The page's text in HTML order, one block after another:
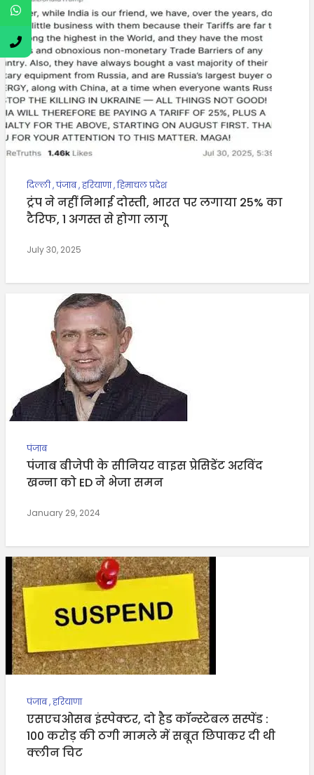
दिल्ली,पंजाब,हरियाणा,हिमाचल प्रदेश
ट्रंप ने नहीं निभाई दोस्ती, भारत पर लगाया 25% का
टैरिफ, 1 अगस्त से होगा लागू
July 30, 2025
पंजाब
पंजाब बीजेपी के सीनियर वाइस प्रेसिडेंट अरविंद
खन्ना को ED ने भेजा समन
January 29, 2024
पंजाब,हरियाणा
एसएचओसब इंस्पेक्टर, दो हैड कॉन्स्टेबल सस्पेंड :
100 करोड़ की ठगी मामले में सबूत छिपाकर दी थी
क्लीन चिट